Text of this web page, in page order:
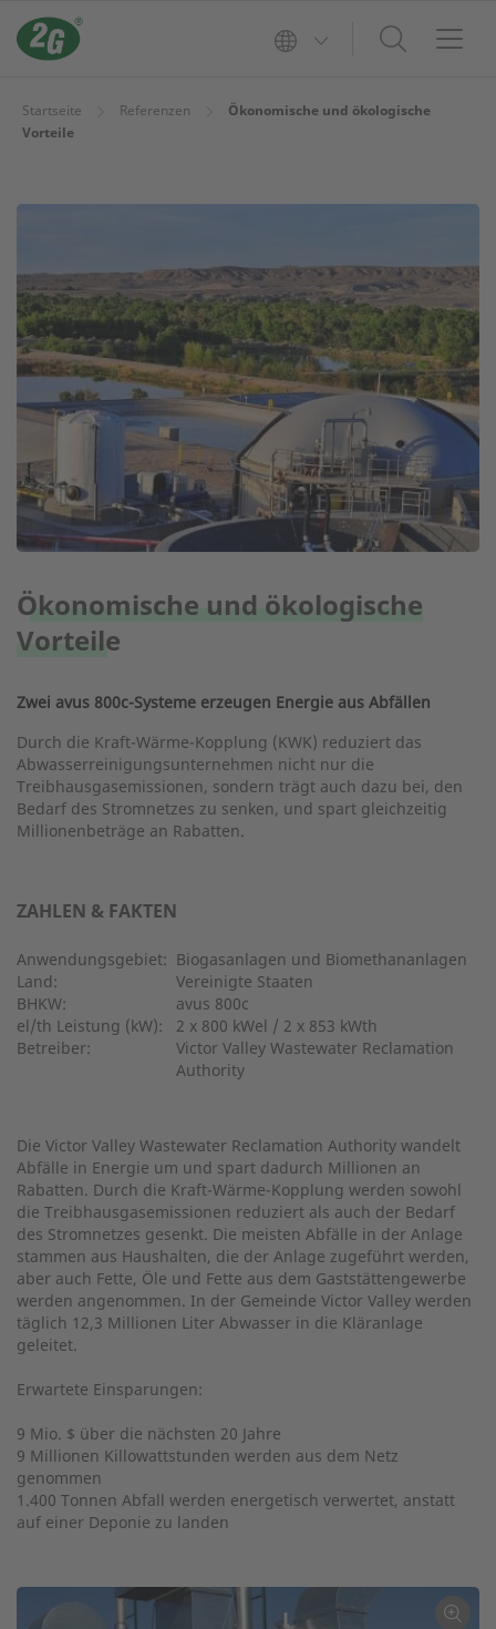
Startseite Referenzen
Ökonomische und ökologische
Vorteile
Ökonomische und ökologische
Vorteile
Zwei avus 800c-Systeme erzeugen Energie aus Abfällen
Durch die Kraft-Wärme-Kopplung (KWK) reduziert das
Abwasserreinigungsunternehmen nicht nur die
Treibhausgasemissionen, sondern trägt auch dazu bei, den
Bedarf des Stromnetzes zu senken, und spart gleichzeitig
Millionenbeträge an Rabatten.
ZAHLEN & FAKTEN
Anwendungsgebiet: Biogasanlagen und Biomethananlagen
Land:
Vereinigte Staaten
BHKW:
avus 800c
el/th Leistung (kW):
2 x 800 kWel / 2 x 853 kWth
Betreiber:
Victor Valley Wastewater Reclamation
Authority
Die Victor Valley Wastewater Reclamation Authority wandelt
Abfälle in Energie um und spart dadurch Millionen an
Rabatten. Durch die Kraft-Wärme-Kopplung werden sowohl
die Treibhausgasemissionen reduziert als auch der Bedarf
des Stromnetzes gesenkt. Die meisten Abfälle in der Anlage
stammen aus Haushalten, die der Anlage zugeführt werden,
aber auch Fette, Öle und Fette aus dem Gaststättengewerbe
werden angenommen. In der Gemeinde Victor Valley werden
täglich 12,3 Millionen Liter Abwasser in die Kläranlage
geleitet.
Erwartete Einsparungen:
9 Mio. $ über die nächsten 20 Jahre
9 Millionen Killowattstunden werden aus dem Netz
genommen
1.400 Tonnen Abfall werden energetisch verwertet, anstatt
auf einer Deponie zu landen